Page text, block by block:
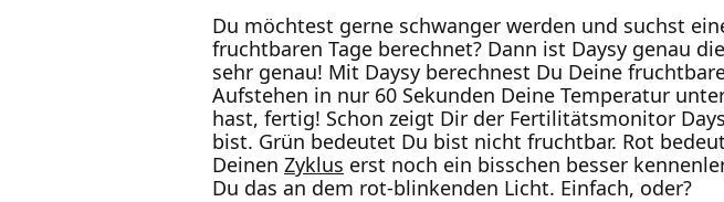
Du möchtest gerne schwanger werden und suchst
fruchtbaren Tage berechnet? Dann ist Daysy genau
sehr genau! Mit Daysy berechnest Du Deine
Aufstehen in nur 60 Sekunden Deine Temperatur
hast, fertig! Schon zeigt Dir der Fertilitätsmonitor
bist. Grün bedeutet Du bist nicht fruchtbar. Rot
Deinen Zyklus erst noch ein bisschen besser
Du das an dem rot-blinkenden Licht. Einfach, oder?